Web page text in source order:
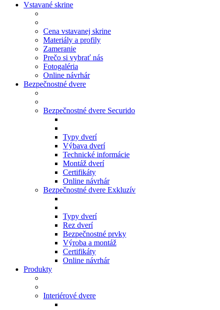
Vstavané skrine
Cena vstavanej skrine
Materiály a profily
Zameranie
Prečo si vybrať nás
Fotogaléria
Online návrhár
Bezpečnostné dvere
Bezpečnostné dvere Securido
Typy dverí
Výbava dverí
Technické informácie
Montáž dverí
Certifikáty
Online návrhár
Bezpečnostné dvere Exkluzív
Typy dverí
Rez dverí
Bezpečnostné prvky
Výroba a montáž
Certifikáty
Online návrhár
Produkty
Interiérové dvere